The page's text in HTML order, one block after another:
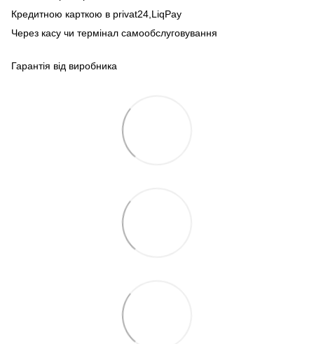
Кредитною карткою в privat24,LiqPay
Через касу чи термінал самообслуговування
Гарантія від виробника